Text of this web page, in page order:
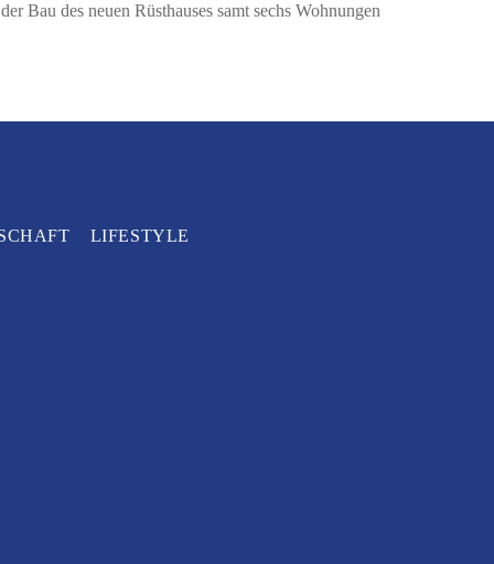
Bau des neuen Rüsthauses samt sechs Wohnungen
LIFESTYLE